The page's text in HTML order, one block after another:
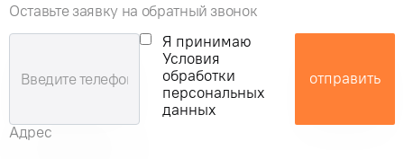
Оставьте заявку на обратный звонок
Я принимаю
Условия
обработки
персональных
данных
отправить
Адрес